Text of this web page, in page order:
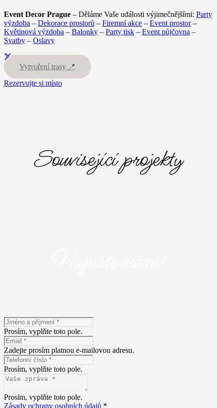
Event Decor Prague – Děláme Vaše události výjimečnějšími: Party
výzdoba – Dekorace prostorů – Firemní akce – Event prostor–
Květinová výzdoba – Balonky – Party tisk – Event půjčovna –
Svatby – Oslavy
Vytvoření trasy 📍
Rezervujte si místo
Související projekty
Prosím, vyplňte toto pole.
Zadejte prosím platnou e-mailovou adresu.
Prosím, vyplňte toto pole.
Prosím, vyplňte toto pole.
Zásady ochrany osobních údajů *